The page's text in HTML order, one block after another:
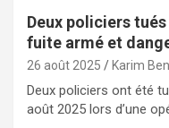
Deux policiers
fuite armé et
26 août 2025 Karim
Deux policiers ont été
août 2025 lors d’une